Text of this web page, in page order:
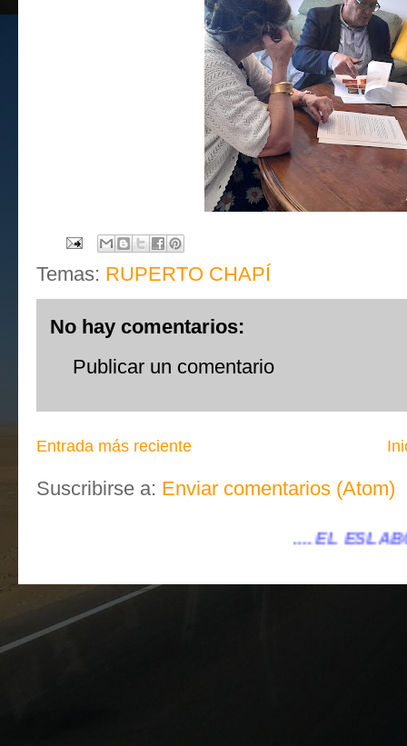
Temas: RUPERTO CHAPÍ
No hay comentarios:
Publicar un comentario
Entrada más reciente
Suscribirse a: Enviar comentarios (Atom)
.... EL ESLABÓN VILLENA ...